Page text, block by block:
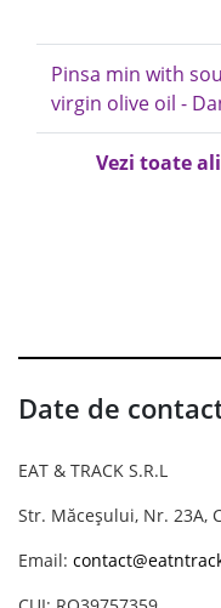
Pinsa min with
virgin olive oil -
Vezi toate
Date de
EAT & TRACK S.R.L
Str. Măceșului, Nr. 23A,
Email: